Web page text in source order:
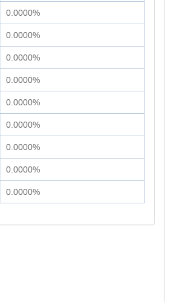
0.0000%
0.0000%
0.0000%
0.0000%
0.0000%
0.0000%
0.0000%
0.0000%
0.0000%